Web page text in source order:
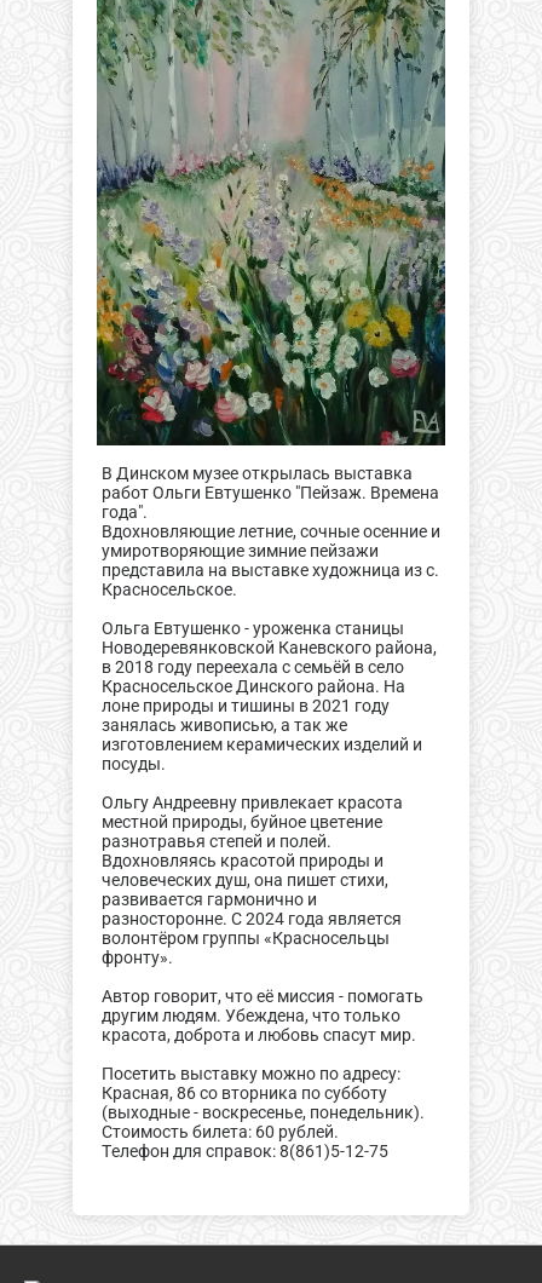
В Динском музее открылась выставка
работ Ольги Евтушенко "Пейзаж. Времена
года".
Вдохновляющие летние, сочные осенние и
умиротворяющие зимние пейзажи
представила на выставке художница из с.
Красносельское.
Ольга Евтушенко - уроженка станицы
Новодеревянковской Каневского района,
в 2018 году переехала с семьёй в село
Красносельское Динского района. На
лоне природы и тишины в 2021 году
занялась живописью, а так же
изготовлением керамических изделий и
посуды.
Ольгу Андреевну привлекает красота
местной природы, буйное цветение
разнотравья степей и полей.
Вдохновляясь красотой природы и
человеческих душ, она пишет стихи,
развивается гармонично и
разносторонне. С 2024 года является
волонтёром группы «Красносельцы
фронту».
Автор говорит, что её миссия - помогать
другим людям. Убеждена, что только
красота, доброта и любовь спасут мир.
Посетить выставку можно по адресу:
Красная, 86 со вторника по субботу
(выходные - воскресенье, понедельник).
Стоимость билета: 60 рублей.
Телефон для справок: 8(861)5-12-75